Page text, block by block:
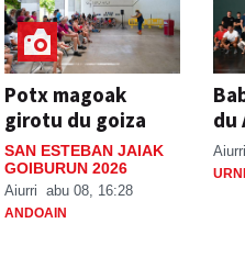
Potx magoak
girotu du goiza
SAN ESTEBAN JAIAK
GOIBURUN 2026
Aiurri abu 08, 16:28
ANDOAIN
du
Aiurri